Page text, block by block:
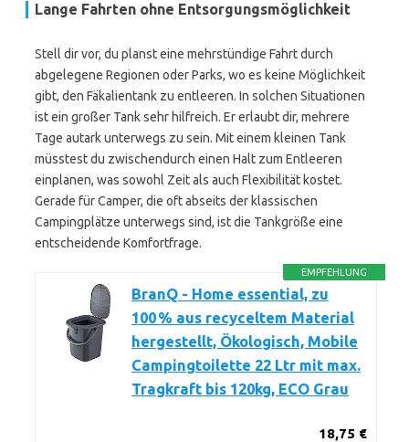
Lange Fahrten ohne Entsorgungsmöglichkeit
Stell dir vor, du planst eine mehrstündige Fahrt durch
abgelegene Regionen oder Parks, wo es keine Möglichkeit
gibt, den Fäkalientank zu entleeren. In solchen Situationen
ist ein großer Tank sehr hilfreich. Er erlaubt dir, mehrere
Tage autark unterwegs zu sein. Mit einem kleinen Tank
müsstest du zwischendurch einen Halt zum Entleeren
einplanen, was sowohl Zeit als auch Flexibilität kostet.
Gerade für Camper, die oft abseits der klassischen
Campingplätze unterwegs sind, ist die Tankgröße eine
entscheidende Komfortfrage.
EMPFEHLUNG
BranQ - Home essential, zu
100 % aus recyceltem Material
hergestellt, Ökologisch, Mobile
Campingtoilette 22 Ltr mit max.
Tragkraft bis 120kg, ECO Grau
18,75 €